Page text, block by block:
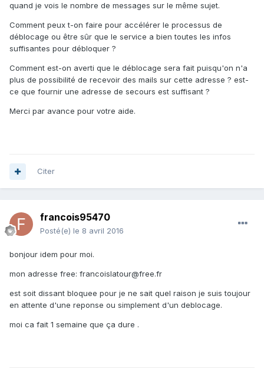
quand je vois le nombre de messages sur le même sujet.
Comment peux t-on faire pour accélérer le processus de
déblocage ou être sûr que le service a bien toutes les infos
suffisantes pour débloquer ?
Comment est-on averti que le déblocage sera fait puisqu'on n'a
plus de possibilité de recevoir des mails sur cette adresse ? est-
ce que fournir une adresse de secours est suffisant ?
Merci par avance pour votre aide.
Citer
francois95470
Posté(e) le 8 avril 2016
bonjour idem pour moi.
mon adresse free: francoislatour@free.fr
est soit dissant bloquee pour je ne sait quel raison je suis toujour
en attente d'une reponse ou simplement d'un deblocage.
moi ca fait 1 semaine que ça dure .